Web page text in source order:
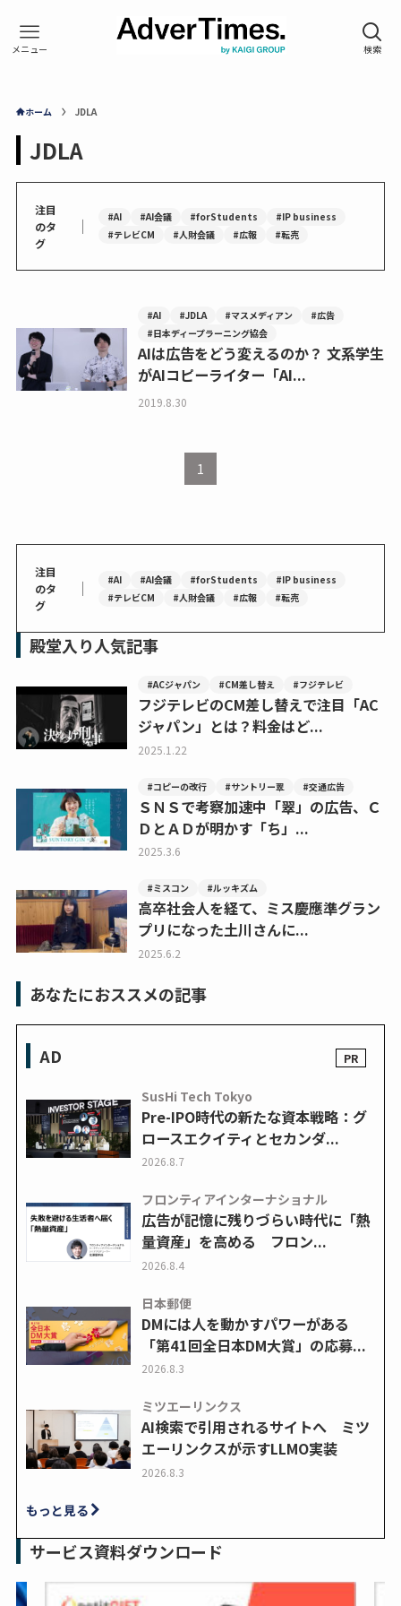
ホーム JDLA
JDLA
注目
のタ
グ
｜ #AI #AI会議 #forStudents
#IP business
#テレビCM
#人財会議 #広報 #転売
#AI #JDLA #マスメディアン
#広告
#日本ディープラーニング協会
AIは広告をどう変えるのか？ 文系学生
がAIコピーライター「AI...
2019.8.30
1
注目
のタ
グ
｜ #AI #AI会議 #forStudents
#IP business
#テレビCM
#人財会議 #広報 #転売
殿堂入り人気記事
#ACジャパン #CM差し替え #フジテレビ
フジテレビのCM差し替えで注目「AC
ジャパン」とは？料金はど...
2025.1.22
#コピーの改行 #サントリー翠 #交通広告
ＳＮＳで考察加速中「翠」の広告、Ｃ
ＤとＡＤが明かす「ち」...
2025.3.6
#ミスコン #ルッキズム
高卒社会人を経て、ミス慶應準グラン
プリになった土川さんに...
2025.6.2
あなたにおススメの記事
AD
SusHi Tech Tokyo
Pre-IPO時代の新たな資本戦略：グ
ロースエクイティとセカンダ...
2026.8.7
フロンティアインターナショナル
広告が記憶に残りづらい時代に「熱
量資産」を高める フロン...
2026.8.4
日本郵便
DMには人を動かすパワーがある
「第41回全日本DM大賞」の応募...
2026.8.3
ミツエーリンクス
AI検索で引用されるサイトへ ミツ
エーリンクスが示すLLMO実装
2026.8.3
もっと見る
サービス資料ダウンロード